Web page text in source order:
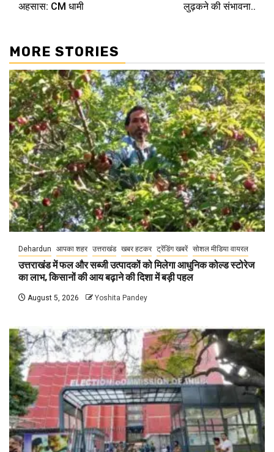
अहसास: CM धामी
लुढ़कने की संभावना..
MORE STORIES
Dehardun आपका शहर उत्तराखंड खबर हटकर ट्रेंडिंग खबरें सोशल मीडिया वायरल
उत्तराखंड में फल और सब्जी उत्पादकों को मिलेगा आधुनिक कोल्ड स्टोरेज
का लाभ, किसानों की आय बढ़ाने की दिशा में बड़ी पहल
August 5, 2026 Yoshita Pandey